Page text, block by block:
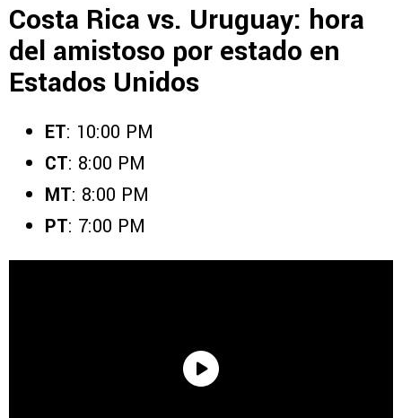
Costa Rica vs. Uruguay: hora
del amistoso por estado en
Estados Unidos
ET: 10:00 PM
CT: 8:00 PM
MT: 8:00 PM
PT: 7:00 PM